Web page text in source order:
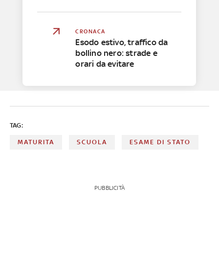
CRONACA
Esodo estivo, traffico da
bollino nero: strade e
orari da evitare
TAG:
MATURITA SCUOLA ESAME DI STATO
PUBBLICITÀ